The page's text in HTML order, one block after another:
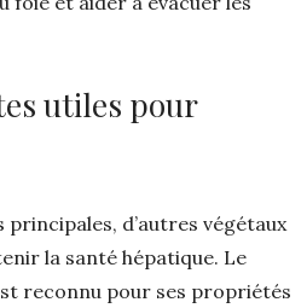
utiles pour
d’autres végétaux
la santé hépatique. Le
reconnu pour ses propriétés